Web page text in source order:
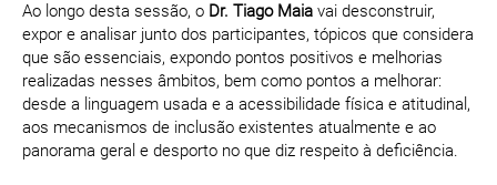
Ao longo desta sessão, o Dr. Tiago Maia vai desconstruir,
expor e analisar junto dos participantes, tópicos que considera
que são essenciais, expondo pontos positivos e melhorias
realizadas nesses âmbitos, bem como pontos a melhorar:
desde a linguagem usada e a acessibilidade física e atitudinal,
aos mecanismos de inclusão existentes atualmente e ao
panorama geral e desporto no que diz respeito à deficiência.